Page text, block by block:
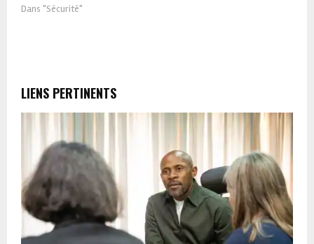
Dans "Sécurité"
LIENS PERTINENTS